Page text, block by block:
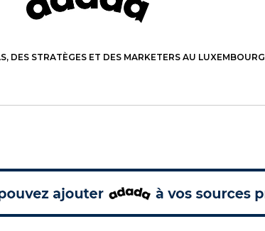
DES STRATÈGES ET DES MARKETERS AU LUXEMBOURG